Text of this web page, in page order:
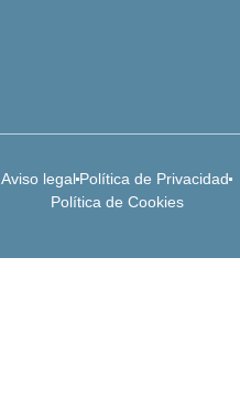
Aviso legal Política de Privacidad
Política de Cookies